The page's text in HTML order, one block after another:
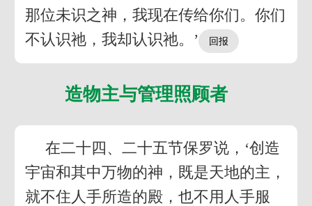
那位未识之神，我现在传给你们。你们
不认识祂，我却认识祂。’
造物主与管理照顾者
在二十四、二十五节保罗说，‘创造
宇宙和其中万物的神，既是天地的主，
就不住人手所造的殿，也不用人手服